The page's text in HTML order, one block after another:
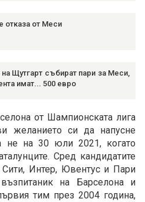
отказа от Меси
Щутгарт събират пари за Меси,
имат... 500 евро
от Шампионската лига
желанието си да напусне
не на 30 юли 2021, когато
Сред кандидатите
Сити, Интер, Ювентус и Пари
на Барселона и
тим през 2004 година,